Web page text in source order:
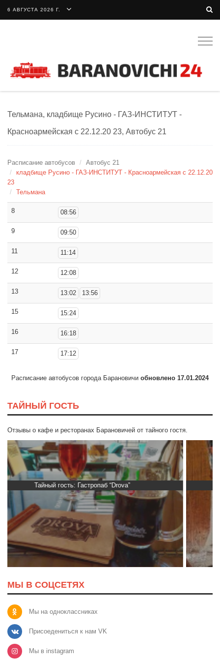
6 АВГУСТА 2026 Г.
Тельмана, кладбище Русино - ГАЗ-ИНСТИТУТ -
Красноармейская с 22.12.20 23, Автобус 21
Расписание автобусов
Автобус 21
кладбище Русино - ГАЗ-ИНСТИТУТ - Красноармейская с 22.12.20
23
Тельмана
8 08:56
9 09:50
11 11:14
12 12:08
13 13:02 13:56
15 15:24
16 16:18
17 17:12
Расписание автобусов города Барановичи обновлено 17.01.2024
ТАЙНЫЙ ГОСТЬ
Отзывы о кафе и ресторанах Барановичей от тайного гостя.
Тайный гость: доставка Капибара
МЫ В СОЦСЕТЯХ
Мы на одноклассниках
Присоедениться к нам VK
Мы в instagram